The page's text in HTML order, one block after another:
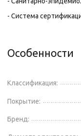
- Система
Особенности
Классификация:
Покрытие:
Бренд: